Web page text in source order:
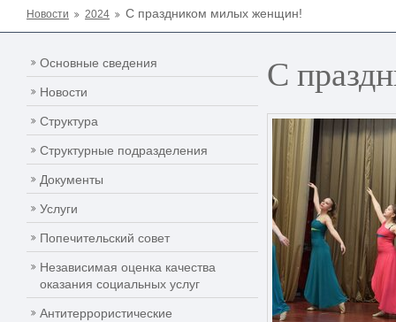
Новости 2024 С праздником милых женщин!
Основные сведения
Новости
Структура
Структурные подразделения
Документы
Услуги
Попечительский совет
Независимая оценка качества
оказания социальных услуг
Антитеррористические
С